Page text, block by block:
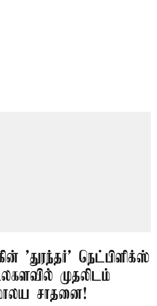
'துரந்தர்' நெட்பிளிக்ஸ்
முதலிடம்
சாதனை!